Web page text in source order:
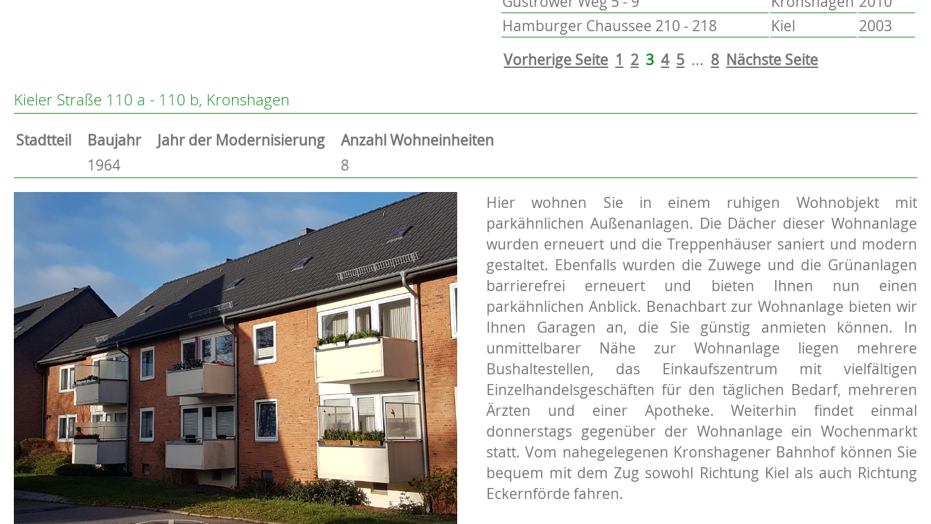
Heikendorf
Kronshagen
Kiel
Schwentinental
Preetz
Elmshorn
Hamburger Chaussee 210 - 218
Kiel
2003
Vorherige Seite 1 2 3 4 5 ... 8 Nächste Seite
Kieler Straße 110 a - 110 b, Kronshagen
Stammdaten
Basisdaten zur Immobilie
Stadtteil Baujahr Jahr der Modernisierung
Anzahl Wohneinheiten
1964
8
Hier wohnen Sie in einem ruhigen Wohnobjekt mit
parkähnlichen Außenanlagen. Die Dächer dieser Wohnanlage
wurden erneuert und die Treppenhäuser saniert und modern
gestaltet. Ebenfalls wurden die Zuwege und die Grünanlagen
barrierefrei erneuert und bieten Ihnen nun einen
parkähnlichen Anblick. Benachbart zur Wohnanlage bieten wir
Ihnen Garagen an, die Sie günstig anmieten können. In
unmittelbarer Nähe zur Wohnanlage liegen mehrere
Bushaltestellen, das Einkaufszentrum mit vielfältigen
Einzelhandelsgeschäften für den täglichen Bedarf, mehreren
Ärzten und einer Apotheke. Weiterhin findet einmal
donnerstags gegenüber der Wohnanlage ein Wochenmarkt
statt. Vom nahegelegenen Kronshagener Bahnhof können Sie
bequem mit dem Zug sowohl Richtung Kiel als auch Richtung
Eckernförde fahren.